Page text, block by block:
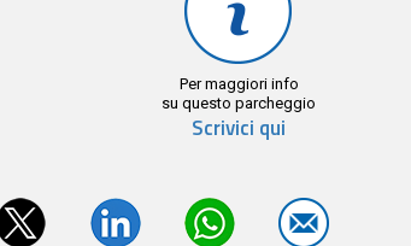
Per maggiori info
su questo parcheggio
Scrivici qui